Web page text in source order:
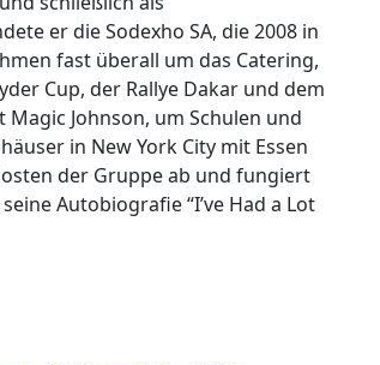
er die Sodexho SA, die 2008 in
fast überall um das Catering,
Cup, der Rallye Dakar und dem
Johnson, um Schulen und
in New York City mit Essen
der Gruppe ab und fungiert
Autobiografie “I’ve Had a Lot